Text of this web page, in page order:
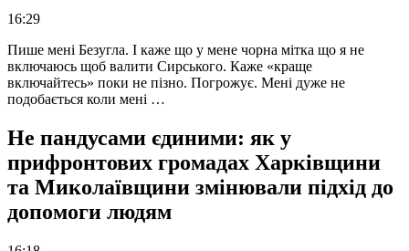
16:29
Пише мені Безугла. І каже що у мене чорна мітка що я не
включаюсь щоб валити Сирського. Каже «краще
включайтесь» поки не пізно. Погрожує. Мені дуже не
подобається коли мені …
Не пандусами єдиними: як у
прифронтових громадах Харківщини
та Миколаївщини змінювали підхід до
допомоги людям